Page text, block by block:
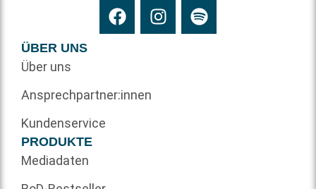
ÜBER UNS
Über uns
Ansprechpartner:innen
Kundenservice
PRODUKTE
Mediadaten